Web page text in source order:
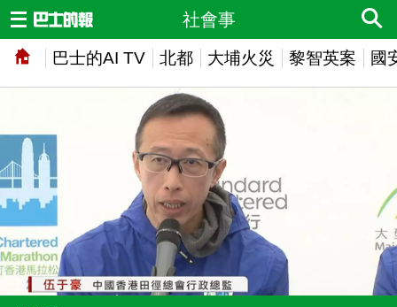
巴士的AI TV 北都 大埔火災 黎智英案 國
社會事